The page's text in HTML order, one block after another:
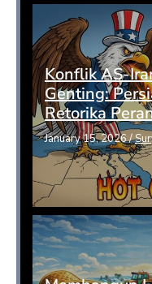
Konflik AS-
Genting:
Retorika
January 15, 2026/